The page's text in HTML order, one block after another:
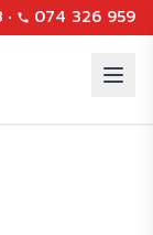
• 074 326 959